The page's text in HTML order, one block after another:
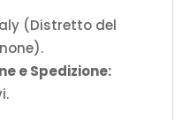
(Distretto del
e Spedizione: